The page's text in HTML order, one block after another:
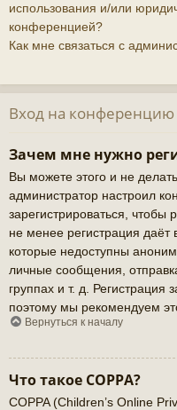
использования и/или
конференцией?
Как мне связаться с
Вход на конференцию
Зачем мне нужно
Вы можете этого и не
администратор настроил
зарегистрироваться,
не менее регистрация даёт
которые недоступны
личные сообщения,
группах и т. д. Регистрация
поэтому мы рекомендуем
Вернуться к началу
Что такое COPPA?
COPPA (Children’s Online